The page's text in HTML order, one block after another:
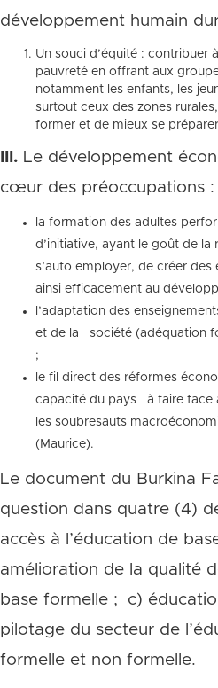
développement humain
Un souci d’équité : contribuer
pauvreté en offrant aux
notamment les enfants, les
surtout ceux des zones
former et de mieux se
III. Le développement
cœur des préoccupations :
la formation des adultes
d’initiative, ayant le goût de la
s’auto employer, de créer
ainsi efficacement au
l’adaptation des
et de la société (adéquation
;
le fil direct des réformes
capacité du pays à faire face
les soubresauts
(Maurice).
Le document du Burkina
question dans quatre (4)
accès à l’éducation de
amélioration de la qualité
base formelle ; c)
pilotage du secteur de
formelle et non formelle.